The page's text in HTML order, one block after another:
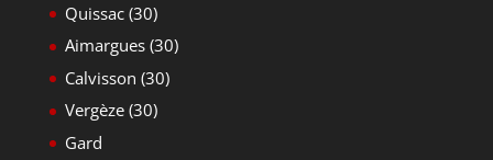
Quissac (30)
Aimargues (30)
Calvisson (30)
Vergèze (30)
Gard